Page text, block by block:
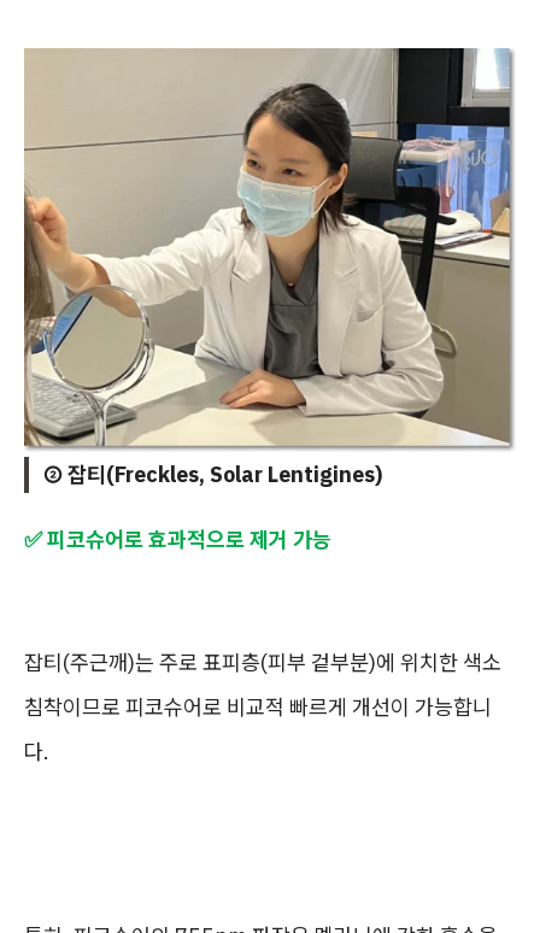
② 잡티(Freckles, Solar Lentigines)
✅ 피코슈어로 효과적으로 제거 가능
잡티(주근깨)는 주로 표피층(피부 겉부분)에 위치한 색소
침착이므로 피코슈어로 비교적 빠르게 개선이 가능합니
다.